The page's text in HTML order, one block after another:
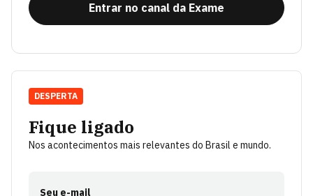
Entrar no canal da Exame
Fique ligado
Nos acontecimentos mais relevantes do Brasil e mundo.
Seu e-mail
DESPERTA